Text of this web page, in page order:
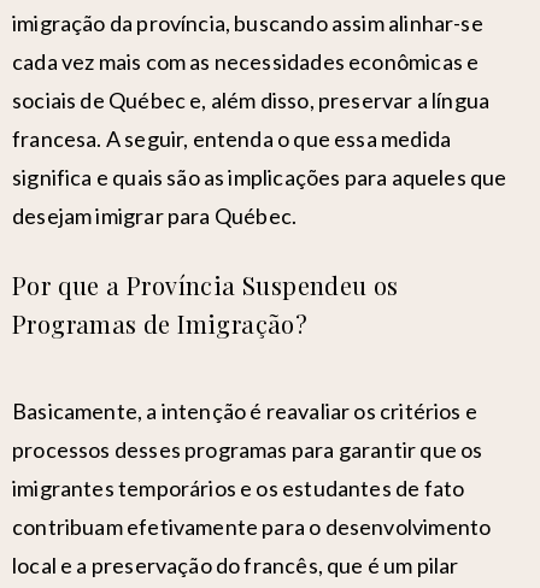
imigração da província, buscando assim alinhar-se
cada vez mais com as necessidades econômicas e
sociais de Québec e, além disso, preservar a língua
francesa. A seguir, entenda o que essa medida
significa e quais são as implicações para aqueles que
desejam imigrarpara Québec.
Por que a Província Suspendeu os
Programas de Imigração?
Basicamente, a intenção é reavaliar os critérios e
processos desses programas para garantir que os
imigrantes temporários e os estudantes de fato
contribuam efetivamente para o desenvolvimento
local e a preservação do francês, que é um pilar